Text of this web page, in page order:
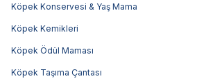
Köpek Konservesi & Yaş Mama
Köpek Kemikleri
Köpek Ödül Maması
Köpek Taşıma Çantası